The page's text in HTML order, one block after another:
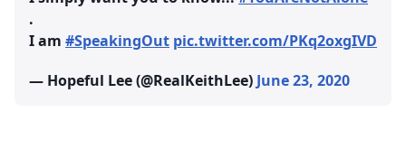
.
I am #SpeakingOut pic.twitter.com/PKq2oxgIVD
— Hopeful Lee (@RealKeithLee) June 23, 2020